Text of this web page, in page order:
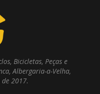
Bicicletas, Peças e
Albergaria-a-Velha,
2017.